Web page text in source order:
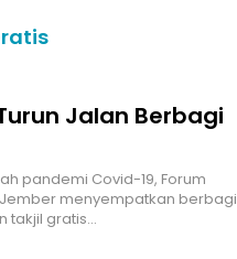
Jalan Berbagi
pandemi Covid-19, Forum
Jember menyempatkan berbagi
takjil gratis…